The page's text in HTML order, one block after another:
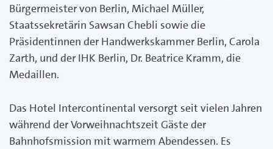
Bürgermeister von Berlin, Michael Müller,
Staatssekretärin Sawsan Chebli sowie die
Präsidentinnen der Handwerkskammer Berlin, Carola
Zarth, und der IHK Berlin, Dr. Beatrice Kramm, die
Medaillen.
Das Hotel Intercontinental versorgt seit vielen Jahren
während der Vorweihnachtszeit Gäste der
Bahnhofsmission mit warmem Abendessen. Es